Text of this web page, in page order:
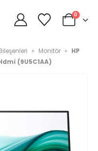
0
» Monitör » HP
(9U5C1AA)